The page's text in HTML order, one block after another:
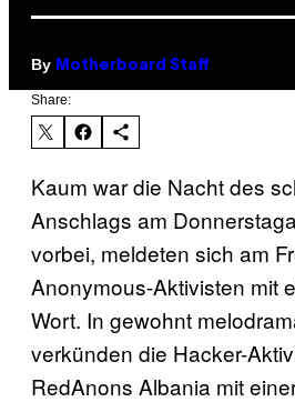
By Motherboard Staff
Share:
Kaum war die Nacht des
Anschlags am
vorbei, meldeten sich am
Anonymous-Aktivisten mit
Wort. In gewohnt
verkünden die Hacker-
RedAnons Albania mit